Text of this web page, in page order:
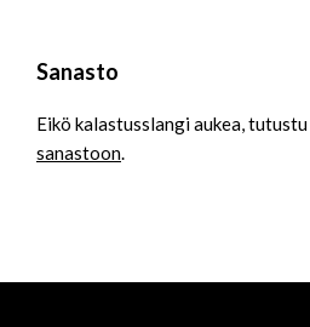
Sanasto
Eikö kalastusslangi aukea, tutustu
sanastoon.